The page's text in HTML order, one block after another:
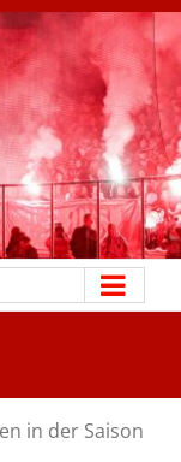
in der Saison